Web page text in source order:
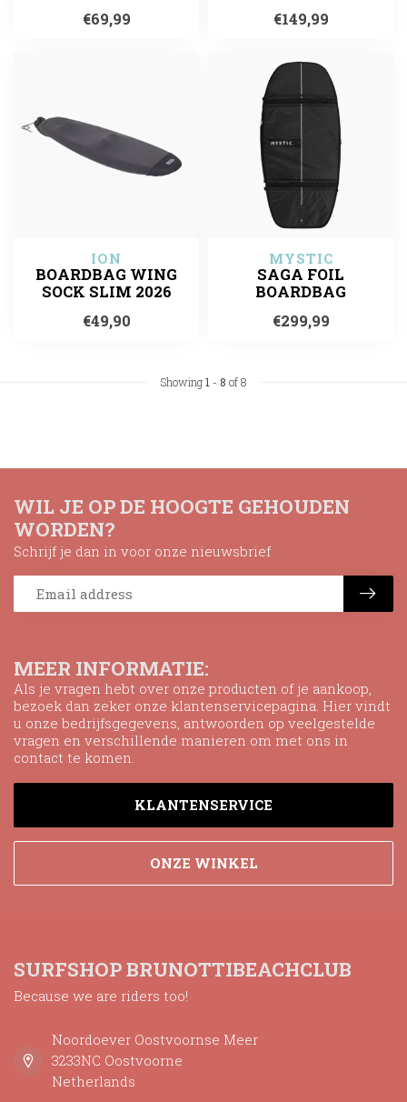
€69,99
€149,99
ION
BOARDBAG WING
SOCK SLIM 2026
€49,90
MYSTIC
SAGA FOIL
BOARDBAG
€299,99
Showing1 - 8 of 8
MEER INFORMATIE:
Als je vragen hebt over onze producten of je aankoop,
bezoek dan zeker onze klantenservicepagina. Hier vindt
u onze bedrijfsgegevens, antwoorden op veelgestelde
vragen en verschillende manieren om met ons in
contact te komen.
KLANTENSERVICE
ONZE WINKEL
WIL JE OP DE HOOGTE GEHOUDEN
WORDEN?
Schrijf je dan in voor onze nieuwsbrief
SURFSHOP BRUNOTTIBEACHCLUB
Because we are riders too!
Noordoever Oostvoornse Meer
3233NC Oostvoorne
Netherlands